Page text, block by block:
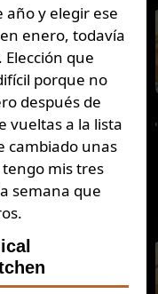
año y elegir ese
enero, todavía
que
porque no
después de
vueltas a la lista
cambiado unas
mis tres
semana que